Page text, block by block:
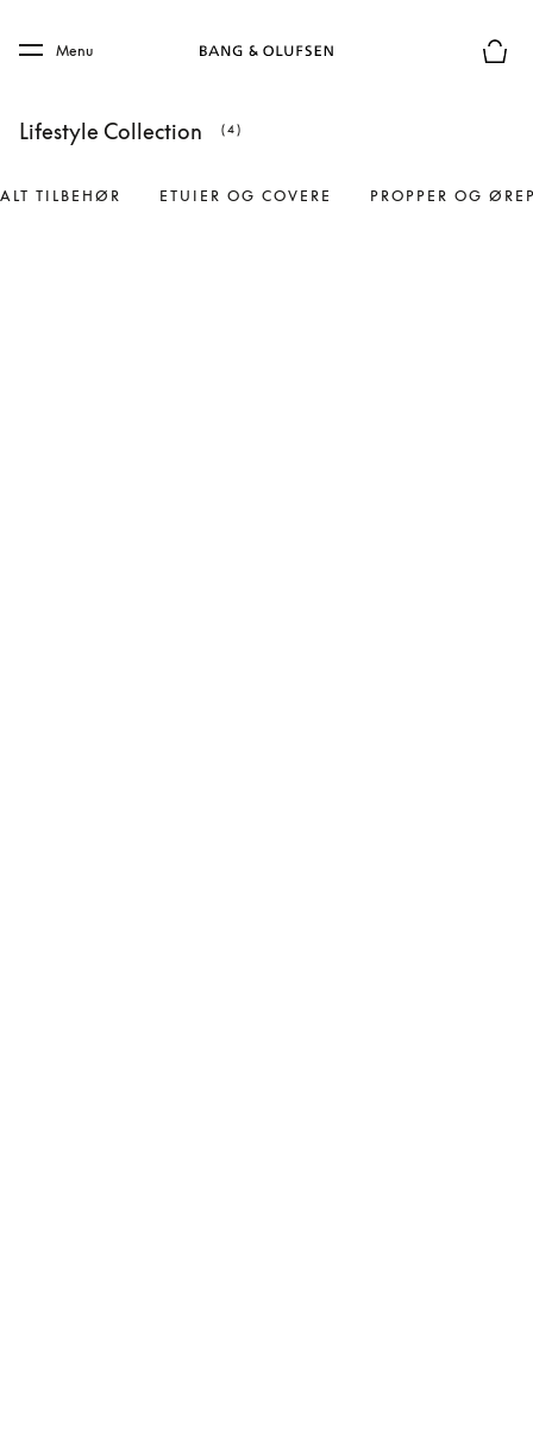
Skip to main footer
Menu
Lifestyle Collection (4)
ALT TILBEHØR ETUIER OG COVERE PROPPER OG